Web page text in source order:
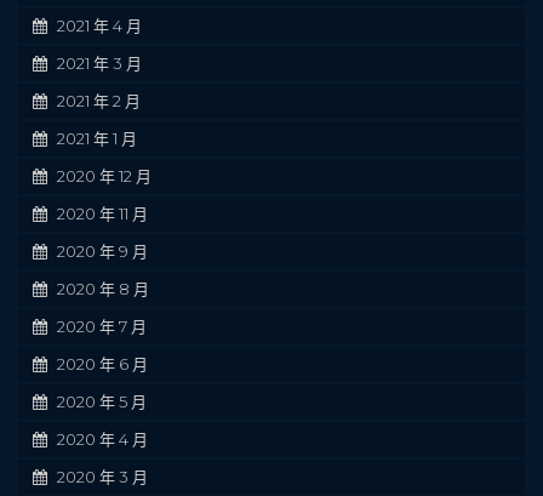
2021 年 4 月
2021 年 3 月
2021 年 2 月
2021 年 1 月
2020 年 12 月
2020 年 11 月
2020 年 9 月
2020 年 8 月
2020 年 7 月
2020 年 6 月
2020 年 5 月
2020 年 4 月
2020 年 3 月